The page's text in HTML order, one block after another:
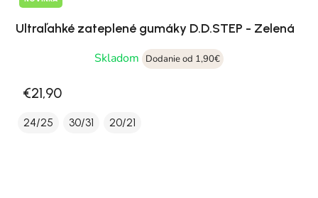
Ultraľahké zateplené gumáky D.D.STEP - Zelená
Skladom
Dodanie od 1,90€
€21,90
24/25 30/31 20/21